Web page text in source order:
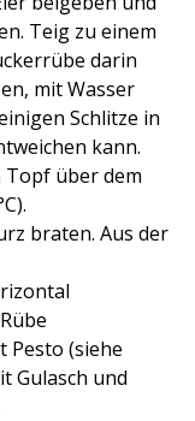
Teig zu einem
darin
mit Wasser
Schlitze in
kann.
Topf über dem
braten. Aus der
Pesto (siehe
Gulasch und